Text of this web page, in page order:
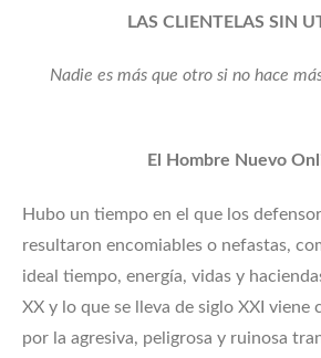
LAS CLIENTELAS SIN
Nadie es más que otro si no hace
El Hombre Nuevo
Hubo un tiempo en el que los
resultaron encomiables o nefastas,
ideal tiempo, energía, vidas y
XX y lo que se lleva de siglo XXI viene
por la agresiva, peligrosa y ruinosa